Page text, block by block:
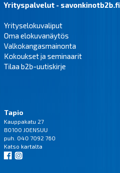
Yrityspalvelut - savonkinotb2b.fi
Yrityselokuvaliput
Oma elokuvanäytös
Valkokangasmainonta
Kokoukset ja seminaarit
Tilaa b2b-uutiskirje
Tapio
Kauppakatu 27
80100 JOENSUU
puh. 040 7092 760
Katso kartalta